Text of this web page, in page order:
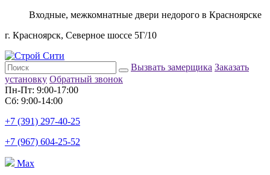
Входные, межкомнатные двери недорого в Красноярске
г. Красноярск, Северное шоссе 5Г/10
Вызвать замерщика Заказать
установку Обратный звонок
Пн-Пт: 9:00-17:00
Сб: 9:00-14:00
+7 (391) 297-40-25
+7 (967) 604-25-52
Max